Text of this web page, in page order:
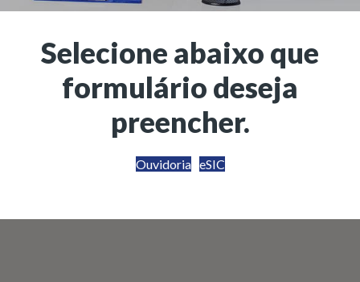
Selecione abaixo que
formulário deseja
preencher.
Ouvidoria eSIC